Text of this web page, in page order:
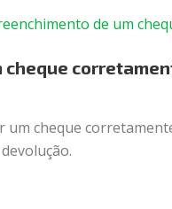
cheque
um cheque